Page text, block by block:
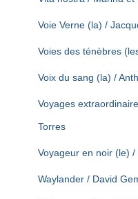
Voie Verne (la) /
Voies des ténèbres
Voix du sang (la) /
Voyages
Torres
Voyageur en noir (le)
Waylander / David